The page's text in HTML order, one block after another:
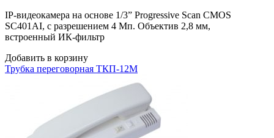
IP-видеокамера на основе 1/3” Progressive Scan CMOS
SC401AI, с разрешением 4 Мп. Объектив 2,8 мм,
встроенный ИК-фильтр
Добавить в корзину
Трубка переговорная ТКП-12М